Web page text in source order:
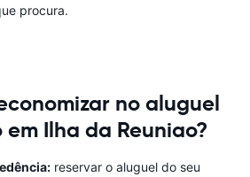
procura.
no aluguel
Ilha da Reuniao?
reservar o aluguel do seu